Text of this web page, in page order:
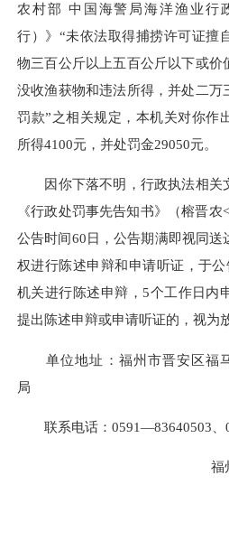
农村部 中国海警局海洋渔业行
行）》“未依法取得捕捞许可证擅
物三百公斤以上五百公斤以下或价
没收渔获物和违法所得，并处二万
罚款”之相关规定，本机关对你作
所得4100元，并处罚金29050元。
因你下落不明，行政执法相关
《行政处罚事先告知书》（榕晋
公告时间60日，公告期满即视同
权进行陈述申辩和申请听证，于
机关进行陈述申辩，5个工作日内
提出陈述申辩或申请听证的，视为
单位地址：福州市晋安区福
局
联系电话：
福